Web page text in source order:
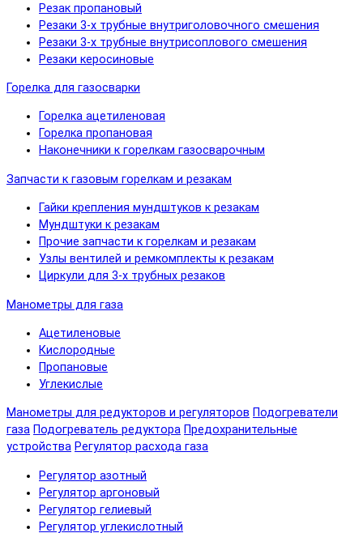
Резак пропановый
Резаки 3-х трубные внутриголовочного смешения
Резаки 3-х трубные внутрисоплового смешения
Резаки керосиновые
Горелка для газосварки
Горелка ацетиленовая
Горелка пропановая
Наконечники к горелкам газосварочным
Запчасти к газовым горелкам и резакам
Гайки крепления мундштуков к резакам
Мундштуки к резакам
Прочие запчасти к горелкам и резакам
Узлы вентилей и ремкомплекты к резакам
Циркули для 3-х трубных резаков
Манометры для газа
Ацетиленовые
Кислородные
Пропановые
Углекислые
Манометры для редукторов и регуляторов Подогреватели
газа Подогреватель редуктора Предохранительные
устройства Регулятор расхода газа
Регулятор азотный
Регулятор аргоновый
Регулятор гелиевый
Регулятор углекислотный